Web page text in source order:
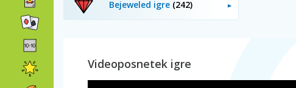
Bejeweled igre (242)
Videoposnetek igre